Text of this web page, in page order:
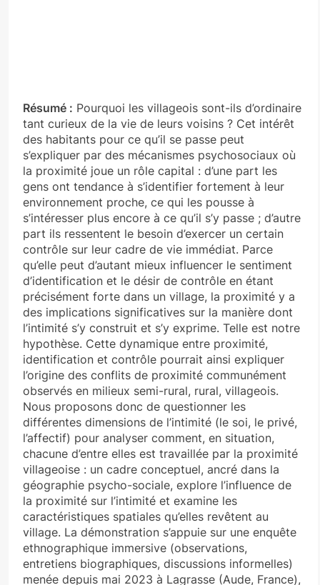
Résumé : Pourquoi les villageois sont-ils d’ordinaire
tant curieux de la vie de leurs voisins ? Cet intérêt
des habitants pour ce qu’il se passe peut
s’expliquer par des mécanismes psychosociaux où
la proximité joue un rôle capital : d’une part les
gens ont tendance à s’identifier fortement à leur
environnement proche, ce qui les pousse à
s’intéresser plus encore à ce qu’il s’y passe ; d’autre
part ils ressentent le besoin d’exercer un certain
contrôle sur leur cadre de vie immédiat. Parce
qu’elle peut d’autant mieux influencer le sentiment
d’identification et le désir de contrôle en étant
précisément forte dans un village, la proximité y a
des implications significatives sur la manière dont
l’intimité s’y construit et s’y exprime. Telle est notre
hypothèse. Cette dynamique entre proximité,
identification et contrôle pourrait ainsi expliquer
l’origine des conflits de proximité communément
observés en milieux semi-rural, rural, villageois.
Nous proposons donc de questionner les
différentes dimensions de l’intimité (le soi, le privé,
l’affectif) pour analyser comment, en situation,
chacune d’entre elles est travaillée par la proximité
villageoise : un cadre conceptuel, ancré dans la
géographie psycho-sociale, explore l’influence de
la proximité sur l’intimité et examine les
caractéristiques spatiales qu’elles revêtent au
village. La démonstration s’appuie sur une enquête
ethnographique immersive (observations,
entretiens biographiques, discussions informelles)
menée depuis mai 2023 à Lagrasse (Aude, France),